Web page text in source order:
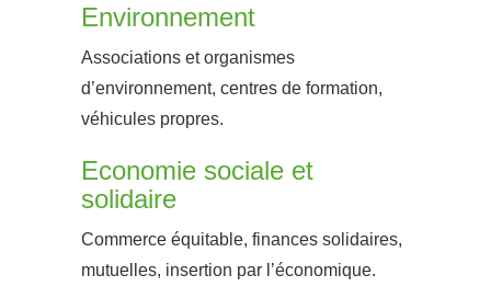
Environnement
Associations et organismes
d’environnement, centres de formation,
véhicules propres.
Economie sociale et
solidaire
Commerce équitable, finances solidaires,
mutuelles, insertion par l’économique.